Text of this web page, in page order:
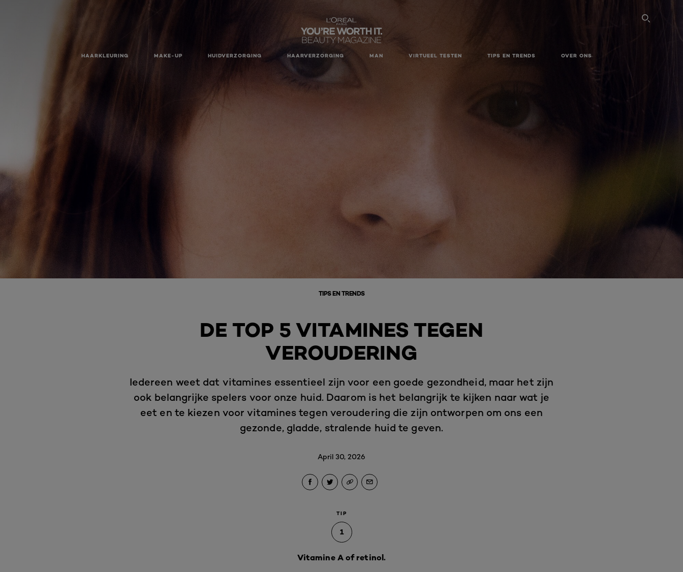
HAARKLEURING MAKE-UP HUIDVERZORGING HAARVERZORGING MAN VIRTUEEL TESTEN TIPS EN TRENDS OVER ONS
TIPS EN TRENDS
DE TOP 5 VITAMINES TEGEN
VEROUDERING
Iedereen weet dat vitamines essentieel zijn voor een goede gezondheid, maar het zijn
ook belangrijke spelers voor onze huid. Daarom is het belangrijk te kijken naar wat je
eet en te kiezen voor vitamines tegen veroudering die zijn ontworpen om ons een
gezonde, gladde, stralende huid te geven.
April 30, 2026
TIP
1
Vitamine A of retinol.